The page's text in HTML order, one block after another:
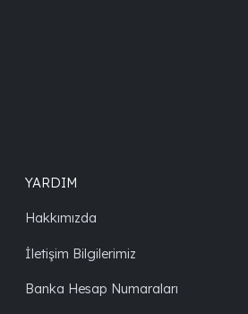
YARDIM
Hakkımızda
İletişim Bilgilerimiz
Banka Hesap Numaraları